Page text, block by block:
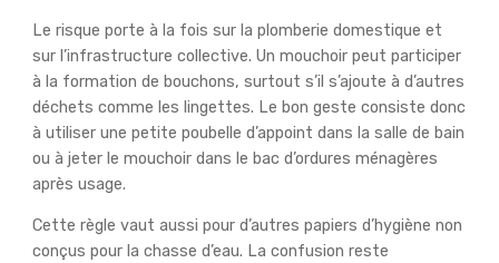
Le risque porte à la fois sur la plomberie domestique et
sur l’infrastructure collective. Un mouchoir peut participer
à la formation de bouchons, surtout s’il s’ajoute à d’autres
déchets comme les lingettes. Le bon geste consiste donc
à utiliser une petite poubelle d’appoint dans la salle de bain
ou à jeter le mouchoir dans le bac d’ordures ménagères
après usage.
Cette règle vaut aussi pour d’autres papiers d’hygiène non
conçus pour la chasse d’eau. La confusion reste